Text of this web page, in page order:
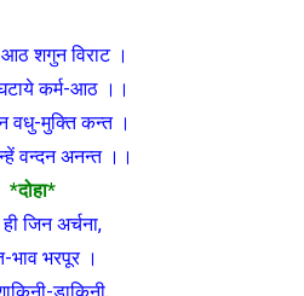
शगुन विराट ।
कर्म-आठ ।।
वधु-मुक्ति कन्त ।
वन्दन अनन्त ।।
*दोहा*
जिन अर्चना,
भाव भरपूर ।
डाकिनी,